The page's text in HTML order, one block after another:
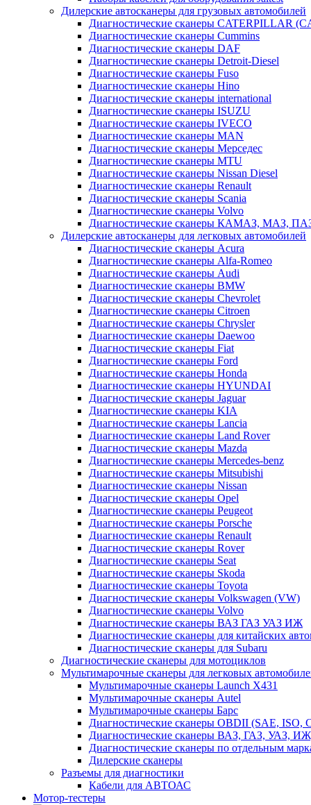
Дилерские автосканеры для грузовых автомобилей
Диагностические сканеры CATERPILLAR
Диагностические сканеры Cummins
Диагностические сканеры DAF
Диагностические сканеры Detroit-Diesel
Диагностические сканеры Fuso
Диагностические сканеры Hino
Диагностические сканеры international
Диагностические сканеры ISUZU
Диагностические сканеры IVECO
Диагностические сканеры MAN
Диагностические сканеры Мерседес
Диагностические сканеры MTU
Диагностические сканеры Nissan Diesel
Диагностические сканеры Renault
Диагностические сканеры Scania
Диагностические сканеры Volvo
Диагностические сканеры КАМАЗ, МАЗ,
Дилерские автосканеры для легковых автомобилей
Диагностические сканеры Acura
Диагностические сканеры Alfa-Romeo
Диагностические сканеры Audi
Диагностические сканеры BMW
Диагностические сканеры Chevrolet
Диагностические сканеры Citroen
Диагностические сканеры Chrysler
Диагностические сканеры Daewoo
Диагностические сканеры Fiat
Диагностические сканеры Ford
Диагностические сканеры Honda
Диагностические сканеры HYUNDAI
Диагностические сканеры Jaguar
Диагностические сканеры KIA
Диагностические сканеры Lancia
Диагностические сканеры Land Rover
Диагностические сканеры Mazda
Диагностические сканеры Mercedes-benz
Диагностические сканеры Mitsubishi
Диагностические сканеры Nissan
Диагностические сканеры Opel
Диагностические сканеры Peugeot
Диагностические сканеры Porsche
Диагностические сканеры Renault
Диагностические сканеры Rover
Диагностические сканеры Seat
Диагностические сканеры Skoda
Диагностические сканеры Toyota
Диагностические сканеры Volkswagen (VW)
Диагностические сканеры Volvo
Диагностические сканеры ВАЗ ГАЗ УАЗ ИЖ
Диагностические сканеры для китайских
Диагностические сканеры для Subaru
Диагностические сканеры для мотоциклов
Мультимарочные сканеры для легковых
Мультимарочные сканеры Launch X431
Мультимарочные сканеры Autel
Мультимарочные сканеры Барс
Диагностические сканеры OBDII (SAE, ISO,
Диагностические сканеры ВАЗ, ГАЗ, УАЗ,
Диагностические сканеры по отдельным
Дилерские сканеры
Разъемы для диагностики
Кабели для АВТОАС
Мотор-тестеры